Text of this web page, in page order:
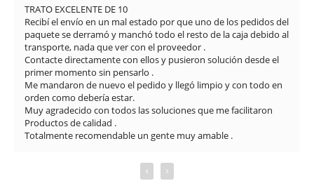
del
debido al
el
todo en
Muy buena experiencia con Airsof yecla. El servicio ha sido
excelente desde el primer momento. Me proporcionaron
solución rápida y eficaz para el problema que tenía con la
réplica, manteniendo una atención muy profesional y
en todo momento.
El envío fue muy rápido y además se nota que cuidan
los detalles: limpieza del arma, revisión completa y vídeos
explicando el estado y funcionamiento. La comunicación
también ha sido muy buena durante todo el proceso.
Sin duda, una tienda totalmente recomendable por la
al cliente y la seriedad con la que trabajan.
‹ ›